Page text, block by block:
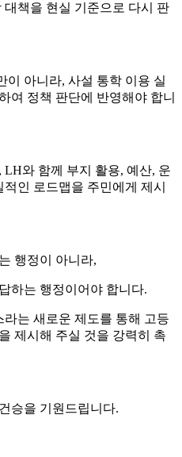
책을 현실 기준으로 다시 판
이 아니라, 사설 통학 이용 실
여 정책 판단에 반영해야 합니
와 함께 부지 활용, 예산, 운
인 로드맵을 주민에게 제시
행정이 아니라,
하는 행정이어야 합니다.
는 새로운 제도를 통해 고등
제시해 주실 것을 강력히 촉
승을 기원드립니다.